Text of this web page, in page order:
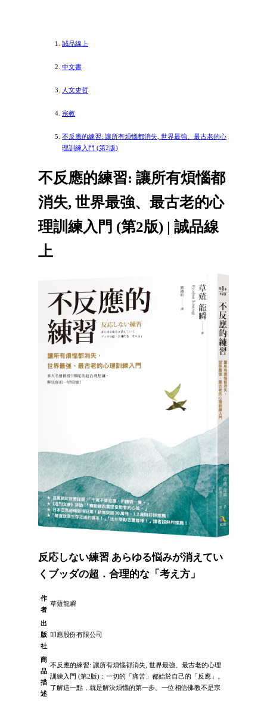
誠品線上
中文書
人文史哲
宗教
不反應的練習: 讓所有煩惱都消失, 世界最強、最古老的心
理訓練入門 (第2版)
不反應的練習: 讓所有煩惱都
消失, 世界最強、最古老的心
理訓練入門 (第2版) | 誠品線
上
反応しない練習 あらゆる悩みが消えてい
くブッダの超．合理的な「考え方」
作
者
草薙龍瞬
出
版
社
叩應股份有限公司
商
品
描
述
不反應的練習: 讓所有煩惱都消失, 世界最強、最古老的心理
訓練入門 (第2版)：一切的「痛苦」都始於自己的「反應」。
了解這一點，就是解決煩惱的第一步。一位相信佛教不是宗